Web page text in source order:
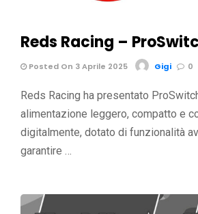
Reds Racing –
Posted On 3 Aprile 2025 Gigi 0
Reds Racing ha presentato
alimentazione leggero, compatto e
digitalmente, dotato di funzionalità
garantire …